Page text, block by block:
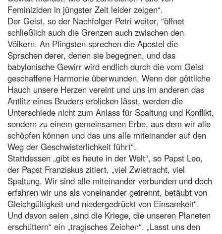
Feminiziden in jüngster Zeit leider zeigen“.
Der Geist, so der Nachfolger Petri weiter, “öffnet
schließlich auch die Grenzen auch zwischen den
Völkern. An Pfingsten sprechen die Apostel die
Sprachen derer, denen sie begegnen, und das
babylonische Gewirr wird endlich durch die vom Geist
geschaffene Harmonie überwunden. Wenn der göttliche
Hauch unsere Herzen vereint und uns im anderen das
Antlitz eines Bruders erblicken lässt, werden die
Unterschiede nicht zum Anlass für Spaltung und Konflikt,
sondern zu einem gemeinsamen Erbe, aus dem wir alle
schöpfen können und das uns alle miteinander auf den
Weg der Geschwisterlichkeit führt“.
Stattdessen „gibt es heute in der Welt“, so Papst Leo,
der Papst Franziskus zitiert, „viel Zwietracht, viel
Spaltung. Wir sind alle miteinander verbunden und doch
erfahren wir uns als voneinander getrennt, betäubt von
Gleichgültigkeit und niedergedrückt von Einsamkeit“.
Und davon seien „sind die Kriege, die unseren Planeten
erschüttern“ ein „tragisches Zeichen“. „Lasst uns den